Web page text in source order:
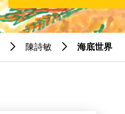
陳詩敏 海底世界